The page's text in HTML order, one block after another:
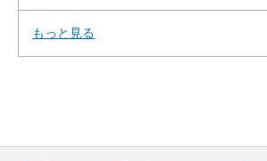
もっと見る